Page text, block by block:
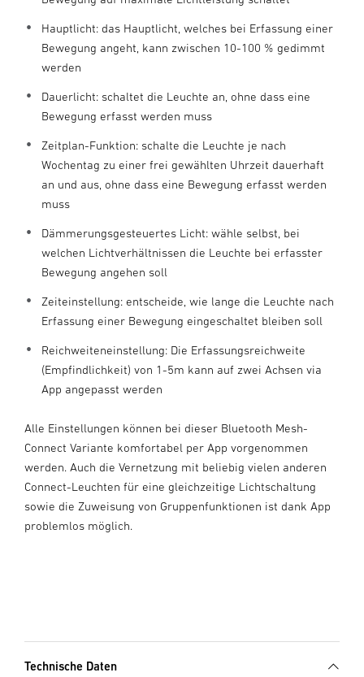
Hauptlicht: das Hauptlicht, welches bei Erfassung einer
Bewegung angeht, kann zwischen 10-100 % gedimmt
werden
Dauerlicht: schaltet die Leuchte an, ohne dass eine
Bewegung erfasst werden muss
Zeitplan-Funktion: schalte die Leuchte je nach
Wochentag zu einer frei gewählten Uhrzeit dauerhaft
an und aus, ohne dass eine Bewegung erfasst werden
muss
Dämmerungsgesteuertes Licht: wähle selbst, bei
welchen Lichtverhältnissen die Leuchte bei erfasster
Bewegung angehen soll
Zeiteinstellung: entscheide, wie lange die Leuchte nach
Erfassung einer Bewegung eingeschaltet bleiben soll
Reichweiteneinstellung: Die Erfassungsreichweite
(Empfindlichkeit) von 1-5m kann auf zwei Achsen via
App angepasst werden
Alle Einstellungen können bei dieser Bluetooth Mesh-
Connect Variante komfortabel per App vorgenommen
werden. Auch die Vernetzung mit beliebig vielen anderen
Connect-Leuchten für eine gleichzeitige Lichtschaltung
sowie die Zuweisung von Gruppenfunktionen ist dank App
problemlos möglich.
Technische Daten